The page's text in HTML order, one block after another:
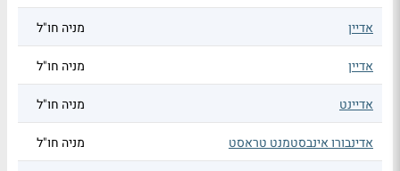
אדיין מניה חו"ל
אדיין מניה חו"ל
אדיינט מניה חו"ל
אדינבורו אינבסטמנט טראסט מניה חו"ל